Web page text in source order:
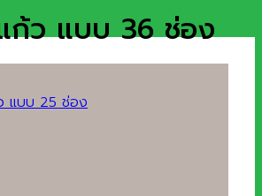
ก้ว แบบ 36 ช่อง